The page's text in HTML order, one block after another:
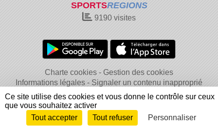
SPORTSREGIONS
9190 visites
Charte cookies
Gestion des cookies
Informations légales
Signaler un contenu inapproprié
Envie de participer ? Connexion
Ce site utilise des cookies et vous donne le contrôle sur ceux
que vous souhaitez activer
Tout accepter
Tout refuser Personnaliser